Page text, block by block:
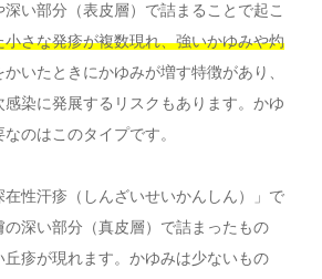
い部分（表皮層）で詰まることで起こ
小さな発疹が複数現れ、強いかゆみや灼
かいたときにかゆみが増す特徴があり、
染に発展するリスクもあります。かゆ
のはこのタイプです。
在性汗疹（しんざいせいかんしん）」で
深い部分（真皮層）で詰まったもの
疹が現れます。かゆみは少ないもの